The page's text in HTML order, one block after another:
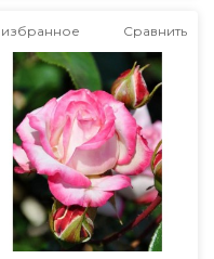
Сравнить